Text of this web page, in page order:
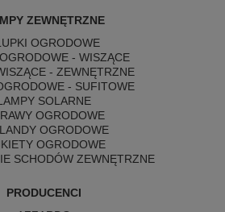
ZEWNĘTRZNE
OGRODOWE
- WISZĄCE
- ZEWNĘTRZNE
- SUFITOWE
SOLARNE
OGRODOWE
OGRODOWE
OGRODOWE
SCHODÓW ZEWNĘTRZNE
PRODUCENCI